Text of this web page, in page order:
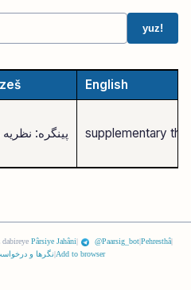
yuz!
English
پینگره: supplementary
dabireye Pârsiye Jahâni| @Paarsig_bot|Pehresthâ|
نگرها و Add to browser